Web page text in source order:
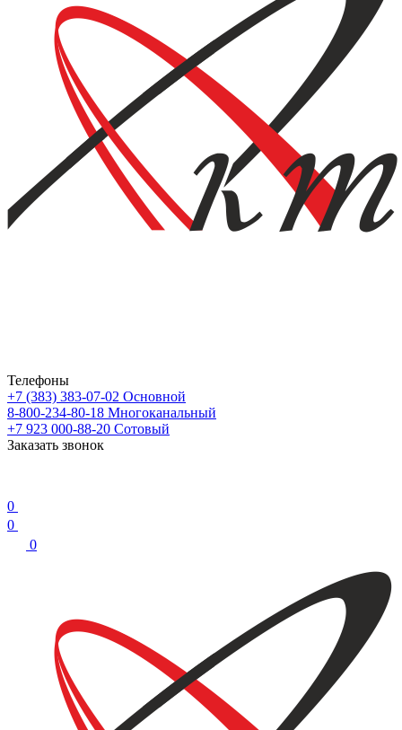
Телефоны
+7 (383) 383-07-02 Основной
8-800-234-80-18 Многоканальный
+7 923 000-88-20 Сотовый
Заказать звонок
0
0
0